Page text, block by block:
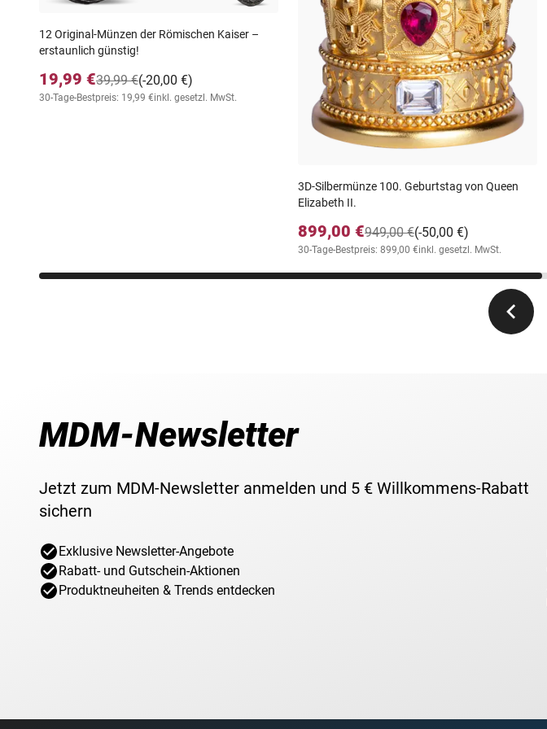
12 Original-Münzen der Römischen Kaiser –
erstaunlich günstig!
19,99 € (-20,00 €)
39,99 €
30-Tage-Bestpreis: 19,99 €inkl. gesetzl. MwSt.
3D-Silbermünze 100. Geburtstag von Queen
Elizabeth II.
899,00 € (-50,00 €)
949,00 €
30-Tage-Bestpreis: 899,00 €inkl. gesetzl. MwSt.
MDM-Newsletter
Jetzt zum MDM-Newsletter anmelden und 5 € Willkommens-Rabatt
sichern
Exklusive Newsletter-Angebote
Rabatt- und Gutschein-Aktionen
Produktneuheiten & Trends entdecken